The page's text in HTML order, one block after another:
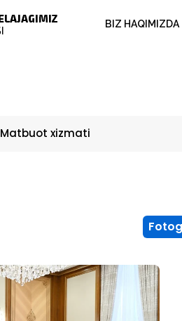
BIZ HAQIMIZDA
Matbuot xizmati